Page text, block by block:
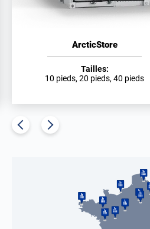
ArcticStore
Tailles:
10 pieds, 20 pieds, 40 pieds